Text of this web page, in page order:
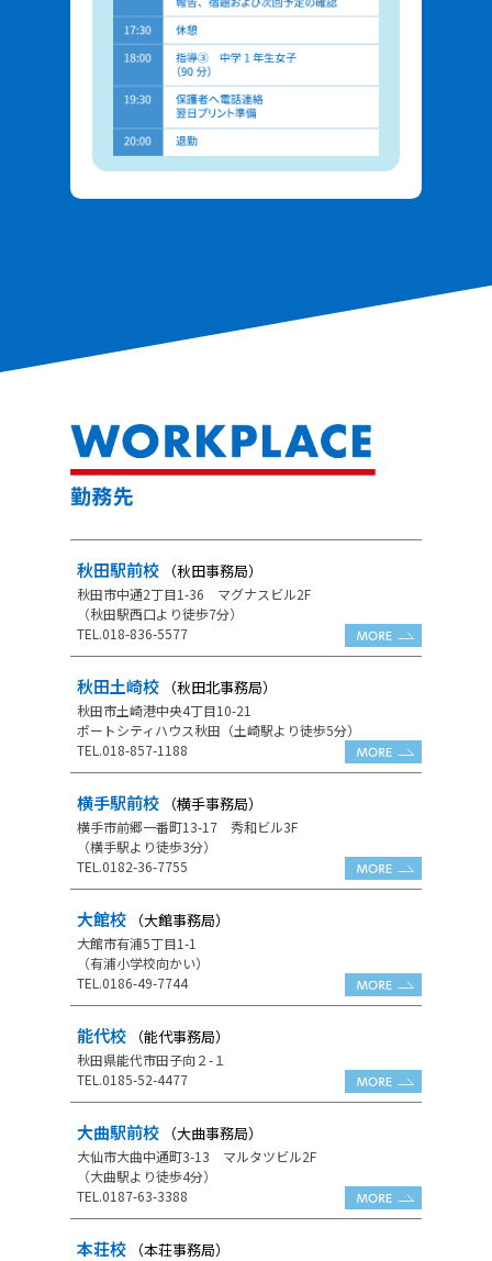
秋田駅前校 （秋田事務局）
秋田市中通2丁目1-36 マグナスビル2F
（秋田駅西口より徒歩7分）
TEL.018-836-5577
秋田土崎校 （秋田北事務局）
秋田市土崎港中央4丁目10-21
ポートシティハウス秋田（土崎駅より徒歩5分）
TEL.018-857-1188
横手駅前校 （横手事務局）
横手市前郷一番町13-17 秀和ビル3F
（横手駅より徒歩3分）
TEL.0182-36-7755
大館校 （大館事務局）
大館市有浦5丁目1-1
（有浦小学校向かい）
TEL.0186-49-7744
能代校 （能代事務局）
秋田県能代市田子向２-１
TEL.0185-52-4477
大曲駅前校 （大曲事務局）
大仙市大曲中通町3-13 マルタツビル2F
（大曲駅より徒歩4分）
TEL.0187-63-3388
本荘校 （本荘事務局）